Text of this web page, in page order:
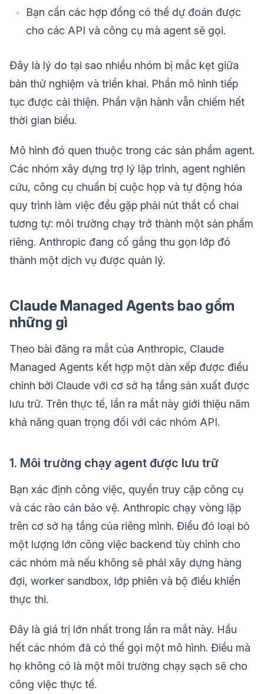
Bạn cần các hợp đồng có thể dự đoán được
cho các API và công cụ mà agent sẽ gọi.
Đây là lý do tại sao nhiều nhóm bị mắc kẹt giữa
bản thử nghiệm và triển khai. Phần mô hình tiếp
tục được cải thiện. Phần vận hành vẫn chiếm hết
thời gian biểu.
Mô hình đó quen thuộc trong các sản phẩm agent.
Các nhóm xây dựng trợ lý lập trình, agent nghiên
cứu, công cụ chuẩn bị cuộc họp và tự động hóa
quy trình làm việc đều gặp phải nút thắt cổ chai
tương tự: môi trường chạy trở thành một sản phẩm
riêng. Anthropic đang cố gắng thu gọn lớp đó
thành một dịch vụ được quản lý.
Claude Managed Agents bao gồm
những gì
Theo bài đăng ra mắt của Anthropic, Claude
Managed Agents kết hợp một dàn xếp được điều
chỉnh bởi Claude với cơ sở hạ tầng sản xuất được
lưu trữ. Trên thực tế, lần ra mắt này giới thiệu năm
khả năng quan trọng đối với các nhóm API.
1. Môi trường chạy agent được lưu trữ
Bạn xác định công việc, quyền truy cập công cụ
và các rào cản bảo vệ. Anthropic chạy vòng lặp
trên cơ sở hạ tầng của riêng mình. Điều đó loại bỏ
một lượng lớn công việc backend tùy chỉnh cho
các nhóm mà nếu không sẽ phải xây dựng hàng
đợi, worker sandbox, lớp phiên và bộ điều khiển
thực thi.
Đây là giá trị lớn nhất trong lần ra mắt này. Hầu
hết các nhóm đã có thể gọi một mô hình. Điều mà
họ không có là một môi trường chạy sạch sẽ cho
công việc thực tế.